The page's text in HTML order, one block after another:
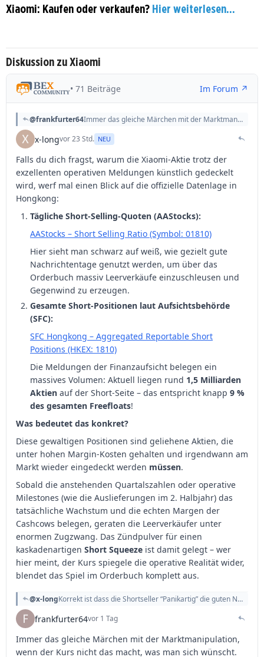
Xiaomi: Kaufen oder verkaufen? Hier weiterlesen...
Diskussion zu Xiaomi